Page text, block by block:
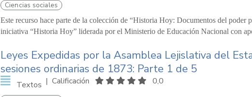
Ciencias sociales
Este recurso hace parte de la colección de “Historia Hoy: Documentos del
iniciativa “Historia Hoy” liderada por el Ministerio de Educación Nacional con
Leyes Expedidas por la Asamblea Lejislativa del
sesiones ordinarias de 1873: Parte 1 de 5
Textos | Calificación 0,0